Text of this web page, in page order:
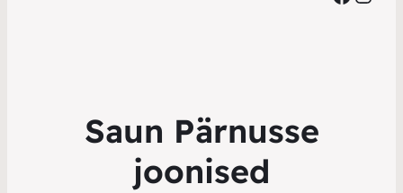
Saun Pärnusse
joonised